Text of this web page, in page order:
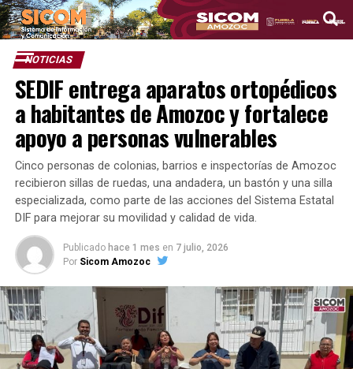
NOTICIAS
SEDIF entrega aparatos ortopédicos
a habitantes de Amozoc y fortalece
apoyo a personas vulnerables
Cinco personas de colonias, barrios e inspectorías de Amozoc
recibieron sillas de ruedas, una andadera, un bastón y una silla
especializada, como parte de las acciones del Sistema Estatal
DIF para mejorar su movilidad y calidad de vida.
Publicado hace 1 mes en 7 julio, 2026
Por Sicom Amozoc